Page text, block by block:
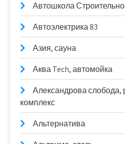
Автошкола
Автоэлектрика 83
Азия, сауна
Аква Tech, автомойка
Александрова слобода,
комплекс
Альтернатива